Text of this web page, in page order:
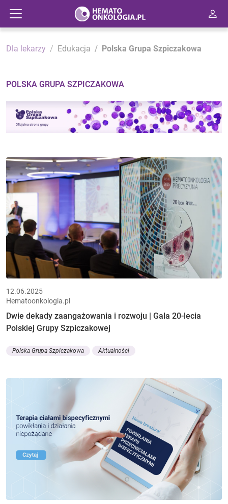
Dla lekarzy Edukacja Polska Grupa Szpiczakowa
POLSKA GRUPA SZPICZAKOWA
12.06.2025
Hematoonkologia.pl
Dwie dekady zaangażowania i rozwoju | Gala 20-lecia
Polskiej Grupy Szpiczakowej
Polska Grupa Szpiczakowa Aktualności